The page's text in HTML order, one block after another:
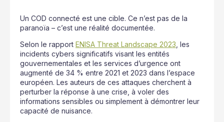
Un COD connecté est une cible. Ce n’est pas de la
paranoïa – c’est une réalité documentée.
Selon le rapport ENISA Threat Landscape 2023 , les
incidents cybers significatifs visant les entités
gouvernementales et les services d’urgence ont
augmenté de 34 % entre 2021 et 2023 dans l’espace
européen. Les auteurs de ces attaques cherchent à
perturber la réponse à une crise, à voler des
informations sensibles ou simplement à démontrer leur
capacité de nuisance.